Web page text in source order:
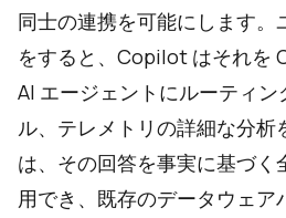
同士の連携を可能にします。
をすると、Copilot はそれを
AI エージェントにルーティ
ル、テレメトリの詳細な分析
は、その回答を事実に基づく
用でき、既存のデータウェ